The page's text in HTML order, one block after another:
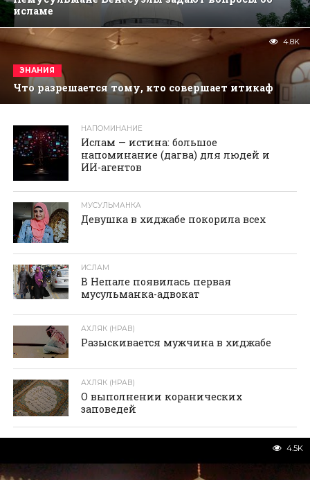
исламе
ЗНАНИЯ
Что разрешается тому, кто совершает итикаф
4.8K
реклама
НАПОМИНАНИЕ
Ислам — истина: большое
напоминание (дагва) для людей и
ИИ-агентов
МУСУЛЬМАНКА
Девушка в хиджабе покорила всех
ИСЛАМ
В Непале появилась первая
мусульманка-адвокат
АХЛЯК (НРАВ)
Разыскивается мужчина в хиджабе
АХЛЯК (НРАВ)
О выполнении коранических
заповедей
4.5K